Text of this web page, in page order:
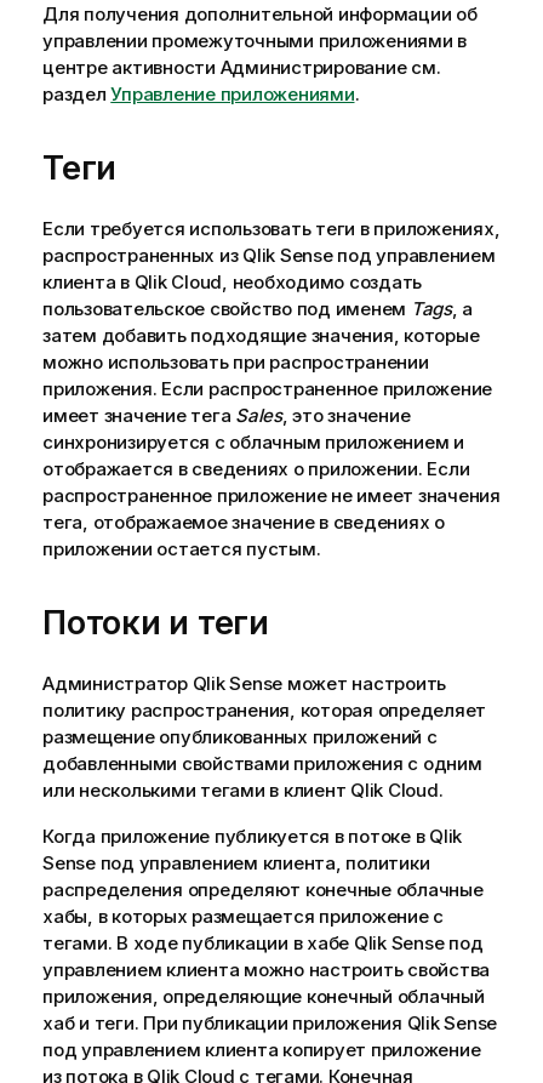
Для получения дополнительной информации об
управлении промежуточными приложениями в
центре активности Администрированиесм.
разделУправление приложениями.
Теги
Если требуется использовать теги в приложениях,
распространенных из Qlik Senseпод управлением
клиента в Qlik Cloud, необходимо создать
пользовательское свойство под именем Tags, а
затем добавить подходящие значения, которые
можно использовать при распространении
приложения. Если распространенное приложение
имеет значение тега Sales, это значение
синхронизируется с облачным приложением и
отображается в сведениях о приложении. Если
распространенное приложение не имеет значения
тега, отображаемое значение в сведениях о
приложении остается пустым.
Потоки и теги
Администратор Qlik Sense может настроить
политику распространения, которая определяет
размещение опубликованных приложений с
добавленными свойствами приложения с одним
или несколькими тегами в клиент Qlik Cloud.
Когда приложение публикуется в потоке в Qlik
Senseпод управлением клиента, политики
распределения определяют конечные облачные
хабы, в которых размещается приложение с
тегами. В ходе публикации в хабе Qlik Senseпод
управлением клиента можно настроить свойства
приложения, определяющие конечный облачный
хаб и теги. При публикации приложения Qlik Sense
под управлением клиента копирует приложение
из потока в Qlik Cloud с тегами. Конечная